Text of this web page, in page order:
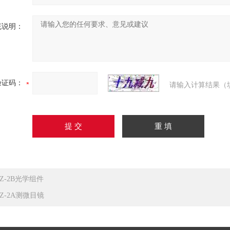
明：
码： 请输入计算结果（
2B光学组件
2A测微目镜